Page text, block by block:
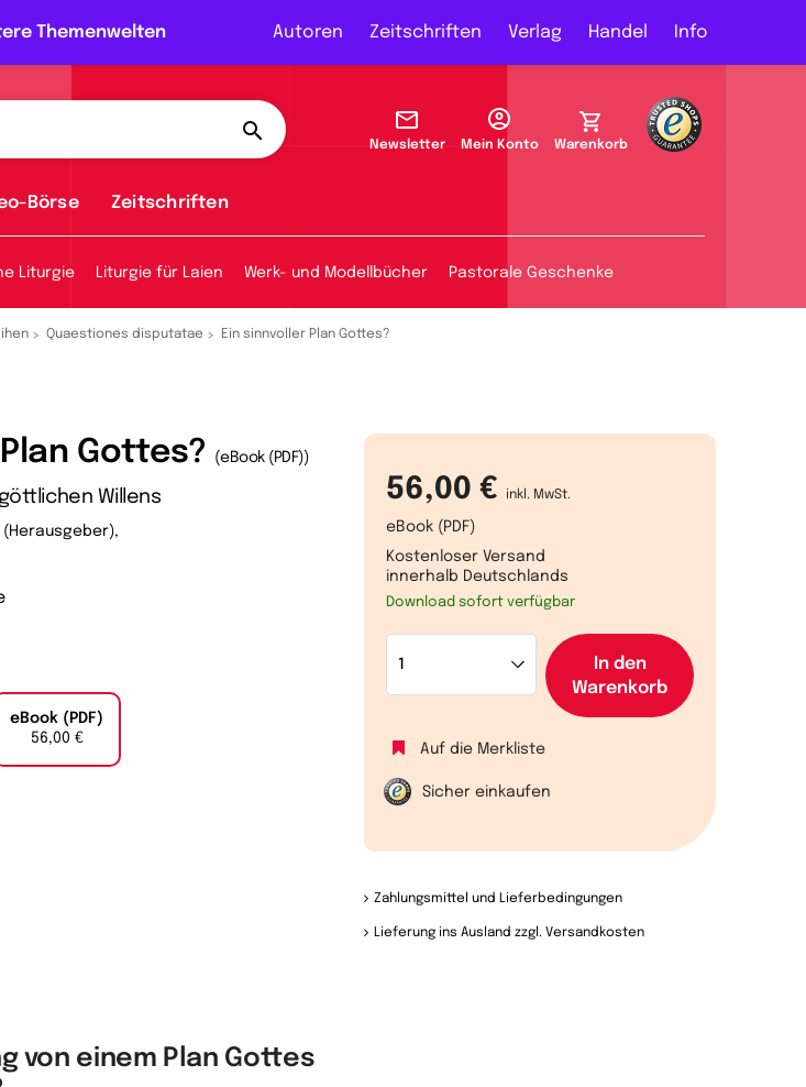
Themenwelten Autoren Zeitschriften Verlag Handel Info
Newsletter Mein Konto Warenkorb
Börse Zeitschriften
Liturgie Liturgie für Laien Werk- und Modellbücher Pastorale Geschenke
Quaestiones disputatae Ein sinnvoller Plan Gottes?
56,00 € inkl. MwSt.
eBook (PDF)
Kostenloser Versand
innerhalb Deutschlands
Download sofort verfügbar
In den
Warenkorb
Auf die Merkliste
Sicher einkaufen
Zahlungsmittel und Lieferbedingungen
Lieferung ins Ausland zzgl. Versandkosten
Gottes? (eBook (PDF))
Willens
(Herausgeber),
eBook (PDF)
56,00 €
von einem Plan Gottes